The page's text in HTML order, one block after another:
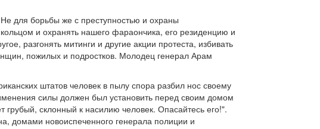
для борьбы же с преступностью и охраны
и охранять нашего фараончика, его резиденцию и
разгонять митинги и другие акции протеста, избивать
пожилых и подростков. Молодец генерал Арам
штатов человек в пылу спора разбил нос своему
силы должен был установить перед своим домом
склонный к насилию человек. Опасайтесь его!".
домами новоиспеченного генерала полиции и